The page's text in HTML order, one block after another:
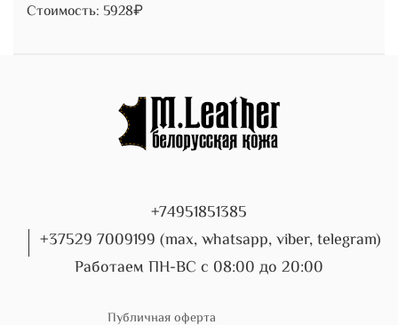
Стоимость: 5928₽
+74951851385
+37529 7009199 (max, whatsapp, viber, telegram)
Работаем ПН-ВС с 08:00 до 20:00
Публичная оферта